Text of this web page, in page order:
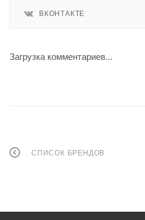
ВКОНТАКТЕ
Загрузка комментариев...
СПИСОК БРЕНДОВ